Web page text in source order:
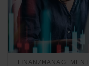
FINANZMANAGEMENT